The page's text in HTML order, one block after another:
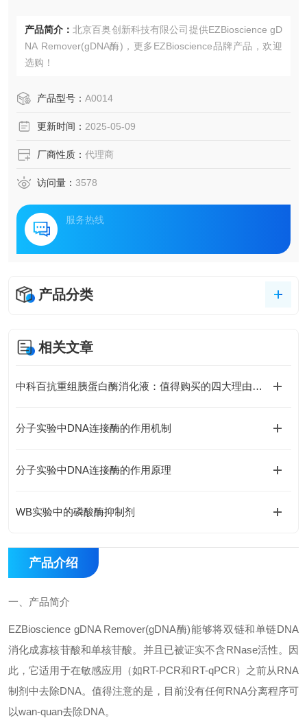
产品简介： 北京百奥创新科技有限公司提供EZBioscience gD
NA Remover(gDNA酶)，更多EZBioscience品牌产品，欢迎
选购！
产品型号： A0014
更新时间： 2025-05-09
厂商性质： 代理商
访问量： 3578
服务热线
产品分类
相关文章
中科百抗重组胰蛋白酶消化液：值得购买的四大理由与注意事项
分子实验中DNA连接酶的作用机制
分子实验中DNA连接酶的作用原理
WB实验中的磷酸酶抑制剂
产品介绍
一、 产品简介
EZBioscience gDNA Remover(gDNA酶)能够将双链和单链DNA
消化成寡核苷酸和单核苷酸。并且已被证实不含RNase活性。因
此，它适用于在敏感应用（如RT-PCR和RT-qPCR）之前从RNA
制剂中去除DNA。值得注意的是，目前没有任何RNA分离程序可
以wan-quan去除DNA。